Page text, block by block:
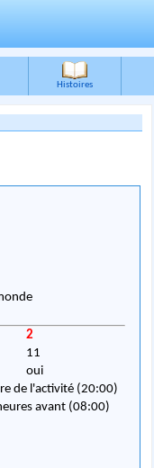
Histoires
2
11
oui
de l'activité (20:00)
avant (08:00)